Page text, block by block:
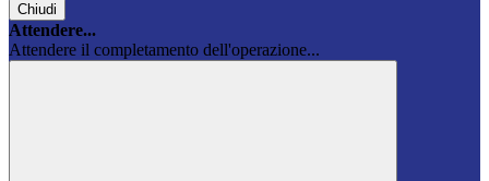
Chiudi
Attendere...
Attendere il completamento dell'operazione...